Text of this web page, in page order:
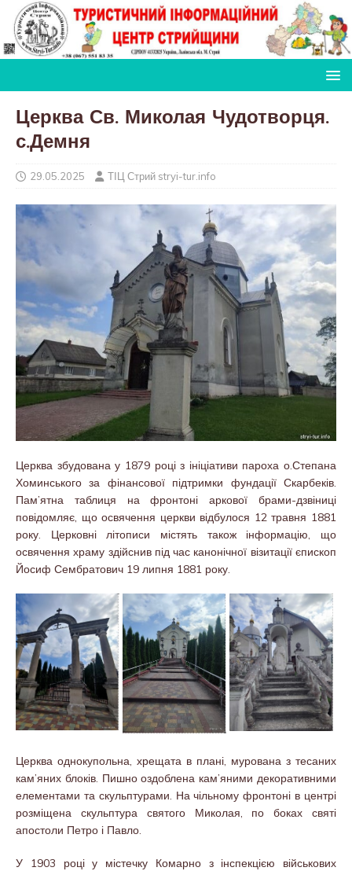
Церква Св. Миколая Чудотворця.
с.Демня
29.05.2025 ТІЦ Стрий stryi-tur.info
Церква збудована у 1879 році з ініціативи пароха о.Степана
Хоминського за фінансової підтримки фундації Скарбеків.
Пам’ятна таблиця на фронтоні аркової брами-дзвіниці
повідомляє, що освячення церкви відбулося 12 травня 1881
року. Церковні літописи містять також інформацію, що
освячення храму здійснив під час канонічної візитації єпископ
Йосиф Сембратович 19 липня 1881 року.
Церква однокупольна, хрещата в плані, мурована з тесаних
кам’яних блоків. Пишно оздоблена кам’яними декоративними
елементами та скульптурами. На чільному фронтоні в центрі
розміщена скульптура святого Миколая, по боках святі
апостоли Петро і Павло.
У 1903 році у містечку Комарно з інспекцією військових